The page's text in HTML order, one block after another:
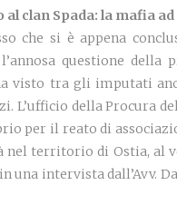
al clan Spada: la mafia ad
che si è appena
questione
visto tra gli imputati
L’ufficio della Procura
per il reato di
territorio di Ostia, al
una intervista dall’Avv.